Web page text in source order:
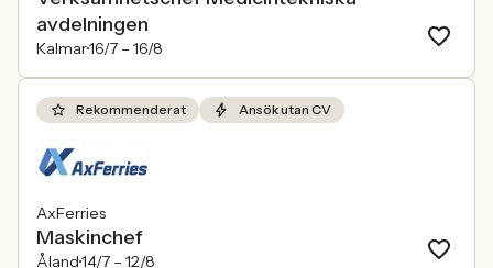
avdelningen
Kalmar16/7 – 16/8
Rekommenderat Ansök utan CV
AxFerries
Maskinchef
Åland14/7 – 12/8